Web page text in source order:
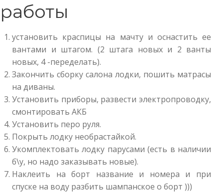
работы
установить краспицы на мачту и оснастить ее
вантами и штагом. (2 штага новых и 2 ванты
новых, 4 -переделать).
Закончить сборку салона лодки, пошить матрасы
на диваны.
Установить приборы, развести электропроводку,
смонтировать АКБ
Установить перо руля.
Покрыть лодку необрастайкой.
Укомплектовать лодку парусами (есть в наличии
б\у, но надо заказывать новые).
Наклеить на борт название и номера и при
спуске на воду разбить шампанское о борт )))